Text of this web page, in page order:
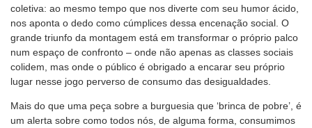
coletiva: ao mesmo tempo que nos diverte com seu humor ácido,
nos aponta o dedo como cúmplices dessa encenação social. O
grande triunfo da montagem está em transformar o próprio palco
num espaço de confronto – onde não apenas as classes sociais
colidem, mas onde o público é obrigado a encarar seu próprio
lugar nesse jogo perverso de consumo das desigualdades.
Mais do que uma peça sobre a burguesia que ‘brinca de pobre’, é
um alerta sobre como todos nós, de alguma forma, consumimos